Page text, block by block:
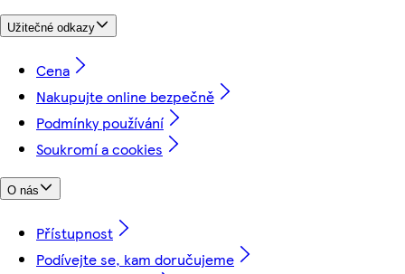
Užitečné odkazy
Cena
Nakupujte online bezpečně
Podmínky používání
Soukromí a cookies
O nás
Přístupnost
Podívejte se, kam doručujeme